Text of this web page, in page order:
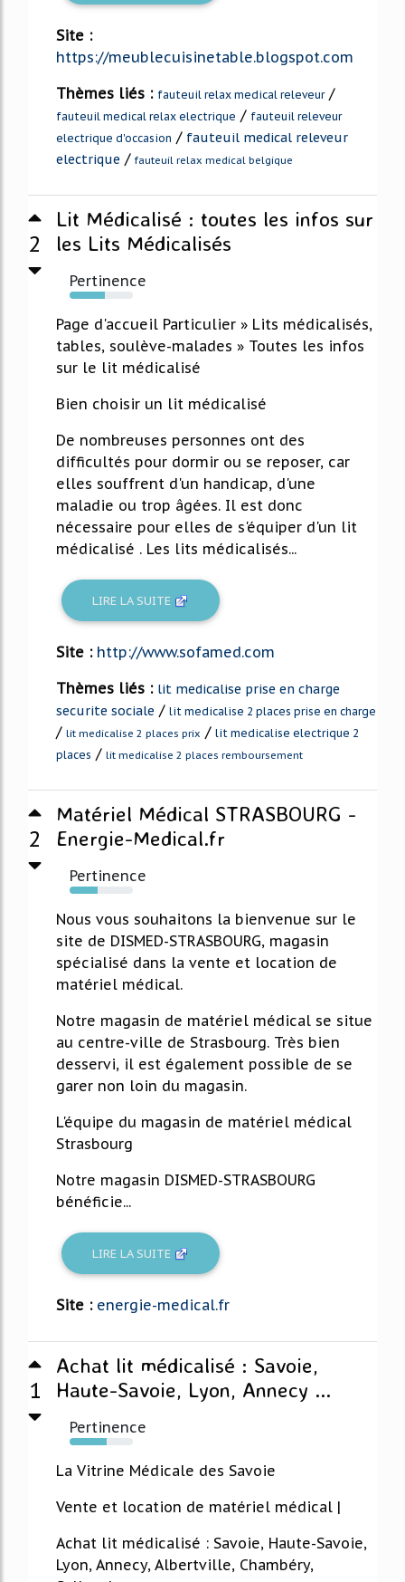
Site :
https://meublecuisinetable.blogspot.com
Thèmes liés : fauteuil relax medical releveur/
fauteuil medical relax electrique / fauteuil releveur
electrique d'occasion / fauteuil medical releveur
electrique /fauteuil relax medical belgique
2
Lit Médicalisé : toutes les infos sur
les Lits Médicalisés
Pertinence
55%
Page d'accueil Particulier » Lits médicalisés,
tables, soulève-malades » Toutes les infos
sur le lit médicalisé
Bien choisir un lit médicalisé
De nombreuses personnes ont des
difficultés pour dormir ou se reposer, car
elles souffrent d'un handicap, d'une
maladie ou trop âgées. Il est donc
nécessaire pour elles de s'équiper d'un lit
médicalisé . Les lits médicalisés...
LIRE LA SUITE
Site : http://www.sofamed.com
Thèmes liés : lit medicalise prise en charge
securite sociale / lit medicalise 2 places prise en charge
/ lit medicalise 2 places prix / lit medicalise electrique 2
places / lit medicalise 2 places remboursement
2
Matériel Médical STRASBOURG -
Energie-Medical.fr
Pertinence
44%
Nous vous souhaitons la bienvenue sur le
site de DISMED-STRASBOURG, magasin
spécialisé dans la vente et location de
matériel médical.
Notre magasin de matériel médical se situe
au centre-ville de Strasbourg. Très bien
desservi, il est également possible de se
garer non loin du magasin.
L'équipe du magasin de matériel médical
Strasbourg
Notre magasin DISMED-STRASBOURG
bénéficie...
LIRE LA SUITE
Site : energie-medical.fr
1
Achat lit médicalisé : Savoie,
Haute-Savoie, Lyon, Annecy ...
Pertinence
58%
La Vitrine Médicale des Savoie
Vente et location de matériel médical |
Achat lit médicalisé : Savoie, Haute-Savoie,
Lyon, Annecy, Albertville, Chambéry,